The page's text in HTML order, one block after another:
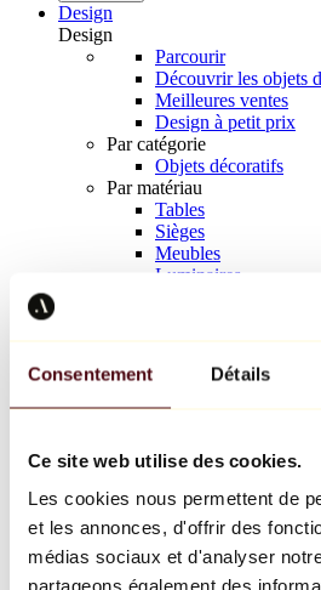
Consentement Détails
Ce site web utilise des cookies.
Les cookies nous permettent de
et les annonces, d'offrir des
médias sociaux et d'analyser
partageons également des
Design
Design
Parcourir
Découvrir les objets
Meilleures ventes
Design à petit prix
Par catégorie
Objets décoratifs
Par matériau
Tables
Sièges
Meubles
Luminaires
Richard Orlinski
Keith Haring
Jeff Koons
Jean-Michel Basquiat
Tous les designers
Œuvre de la semaine